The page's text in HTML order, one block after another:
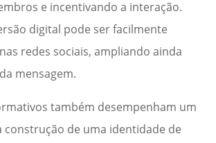
e incentivando a interação.
digital pode ser facilmente
redes sociais, ampliando ainda
mensagem.
também desempenham um
construção de uma identidade de